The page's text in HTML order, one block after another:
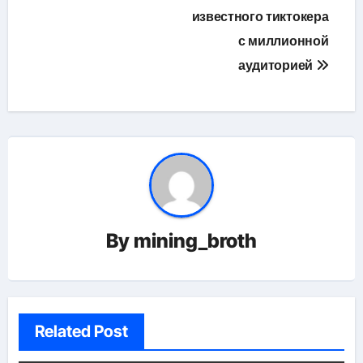
известного тиктокера
с миллионной
аудиторией
By mining_broth
Related Post